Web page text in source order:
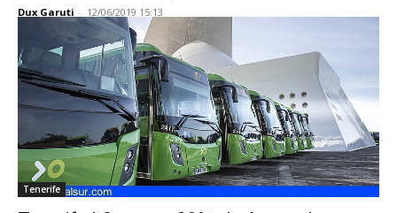
Dux Garuti - 12/06/2019 15:13
Tenerife